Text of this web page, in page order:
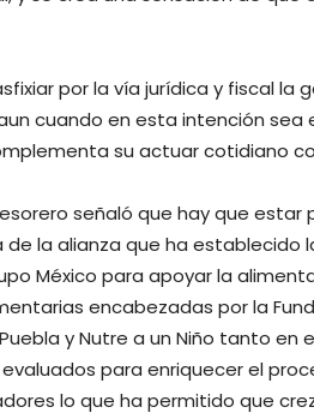
por la vía jurídica y fiscal
cuando en esta intención
su actuar cotidiano
señaló que hay que
la alianza que ha establecido
México para apoyar la
encabezadas por la
y Nutre a un Niño tanto
para enriquecer el
lo que ha permitido que